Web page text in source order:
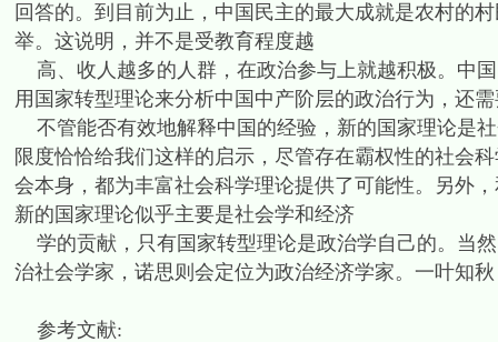
回答的。到目前为止，中国民主的最大成就是农村的
举。这说明，并不是受教育程度越
高、收人越多的人群，在政治参与上就越积极。中
用国家转型理论来分析中国中产阶层的政治行为，还
不管能否有效地解释中国的经验，新的国家理论是
限度恰恰给我们这样的启示，尽管存在霸权性的社会
会本身，都为丰富社会科学理论提供了可能性。另外
新的国家理论似乎主要是社会学和经济
学的贡献，只有国家转型理论是政治学自己的。当
治社会学家，诺思则会定位为政治经济学家。一叶知
参考文献: